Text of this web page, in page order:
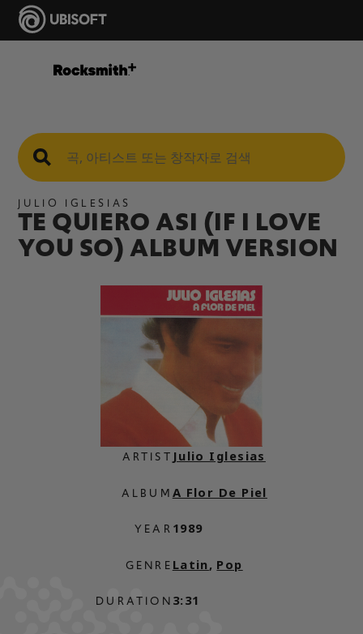
JULIO IGLESIAS
TE QUIERO ASI (IF I LOVE
YOU SO) ALBUM VERSION
ARTIST
ALBUM
YEAR
GENRE
DURATION
Julio Iglesias
A Flor De Piel
1989
Latin, Pop
3:31